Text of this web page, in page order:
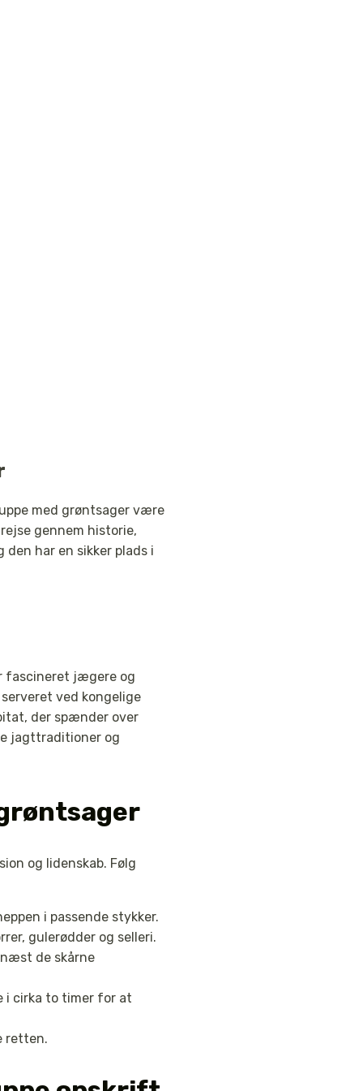
med grøntsager være
gennem historie,
har en sikker plads i
fascineret jægere og
ved kongelige
der spænder over
jagttraditioner og
og lidenskab. Følg
i passende stykker.
gulerødder og selleri.
de skårne
i cirka to timer for at
retten.